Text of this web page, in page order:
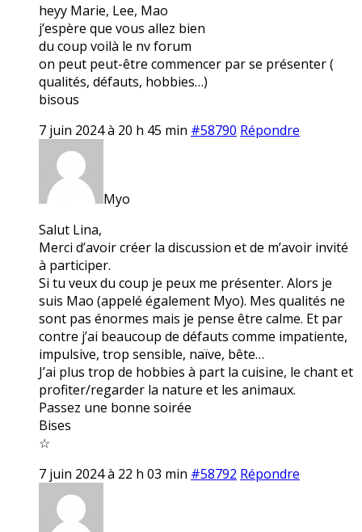
heyy Marie, Lee, Mao
j’espère que vous allez bien
du coup voilà le nv forum
on peut peut-être commencer par se présenter (
qualités, défauts, hobbies…)
bisous
7 juin 2024 à 20 h 45 min #58790 Répondre
Myo
Salut Lina,
Merci d’avoir créer la discussion et de m’avoir invité
à participer.
Si tu veux du coup je peux me présenter. Alors je
suis Mao (appelé également Myo). Mes qualités ne
sont pas énormes mais je pense être calme. Et par
contre j’ai beaucoup de défauts comme impatiente,
impulsive, trop sensible, naïve, bête…
J’ai plus trop de hobbies à part la cuisine, le chant et
profiter/regarder la nature et les animaux.
Passez une bonne soirée
Bises
☆
7 juin 2024 à 22 h 03 min #58792 Répondre